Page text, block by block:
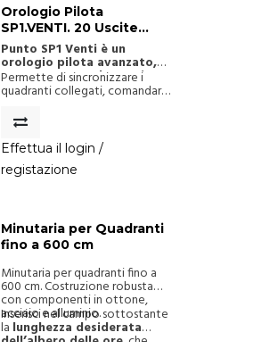
Orologio Pilota
SP1.VENTI. 20 Uscite
Programmabili e Slot di
Espansione
Punto SP1 Venti è un
orologio pilota avanzato,
progettato per la gestione
di impianti orari e sistemi
campanari complessi.
Permette di sincronizzare i
quadranti collegati, comandare
funzioni automatiche, eventi e
suonate con un’elevata
capacità di personalizzazione.
Effettua il login /
registazione
Minutaria per Quadranti
fino a 600 cm
Minutaria per quadranti fino a
600 cm. Costruzione robusta
con componenti in ottone,
acciaio e alluminio.
Inserisci nel campo sottostante
la lunghezza desiderata
dell’albero delle ore, che